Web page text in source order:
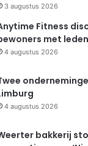
3 augustus 2026
Fitness
met
4 augustus 2026
4 augustus 2026
bakkerij